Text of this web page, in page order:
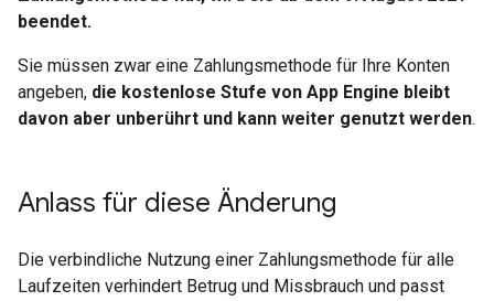
beendet.
Sie müssen zwar eine Zahlungsmethode für Ihre Konten
angeben, die kostenlose Stufe von App Engine bleibt
davon aber unberührt und kann weiter genutzt werden.
Anlass für diese Änderung
Die verbindliche Nutzung einer Zahlungsmethode für alle
Laufzeiten verhindert Betrug und Missbrauch und passt